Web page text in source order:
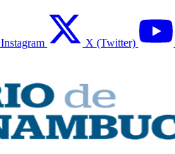
Instagram X (Twitter)